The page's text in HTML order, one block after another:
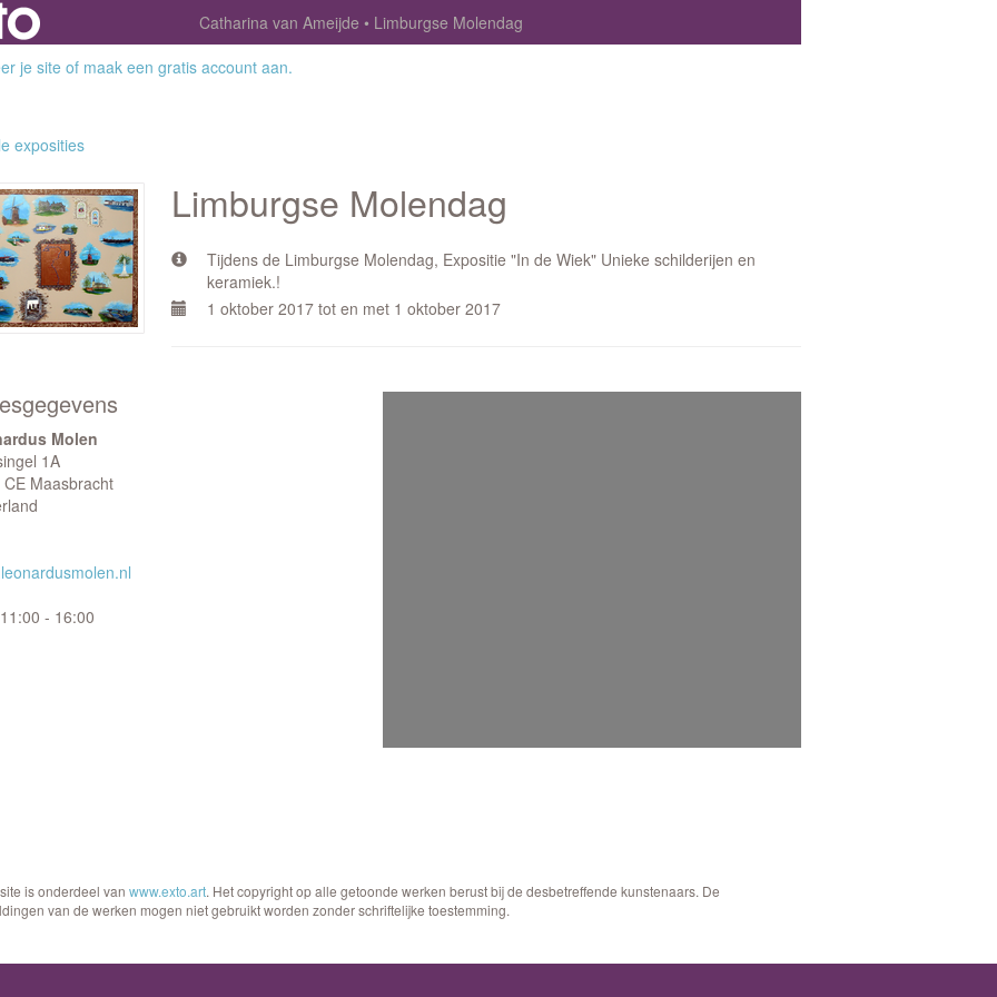
Catharina van Ameijde
Limburgse Molendag
je site of maak een gratis account aan.
exposities
Limburgse Molendag
Tijdens de Limburgse Molendag, Expositie "In de Wiek" Unieke schilderijen en
keramiek.!
1 oktober 2017 tot en met 1 oktober 2017
Molen
1A
Maasbracht
11:00 - 16:00
is onderdeel van www.exto.art. Het copyright op alle getoonde werken berust bij de desbetreffende kunstenaars. De
van de werken mogen niet gebruikt worden zonder schriftelijke toestemming.